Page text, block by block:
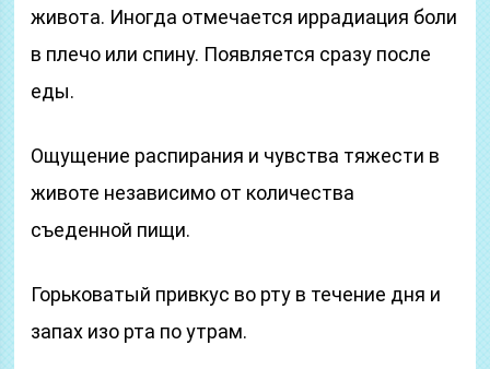
живота. Иногда отмечается иррадиация боли
в плечо или спину. Появляется сразу после
еды.
Ощущение распирания и чувства тяжести в
животе независимо от количества
съеденной пищи.
Горьковатый привкус во рту в течение дня и
запах изо рта по утрам.